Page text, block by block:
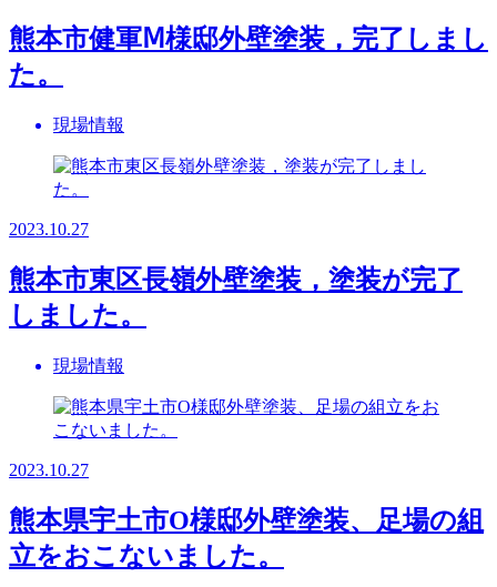
熊本市健軍Ⅿ様邸外壁塗装，完了しまし
た。
現場情報
2023.10.27
熊本市東区長嶺外壁塗装，塗装が完了
しました。
現場情報
2023.10.27
熊本県宇土市O様邸外壁塗装、足場の組
立をおこないました。